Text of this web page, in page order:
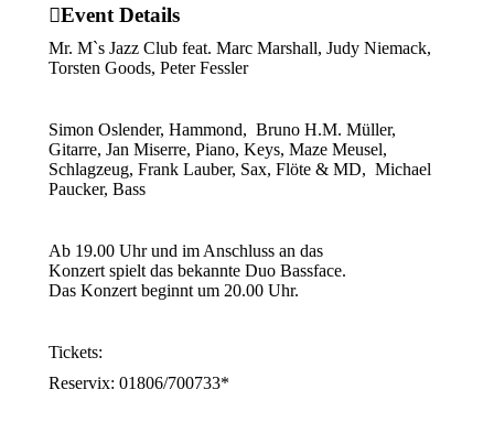
Event Details
Mr. M`s Jazz Club feat. Marc Marshall, Judy Niemack,
Torsten Goods, Peter Fessler
Simon Oslender, Hammond, Bruno H.M. Müller,
Gitarre, Jan Miserre, Piano, Keys, Maze Meusel,
Schlagzeug, Frank Lauber, Sax, Flöte & MD, Michael
Paucker, Bass
Ab 19.00 Uhr und im Anschluss an das
Konzert spielt das bekannte Duo Bassface.
Das Konzert beginnt um 20.00 Uhr.
Tickets:
Reservix: 01806/700733*